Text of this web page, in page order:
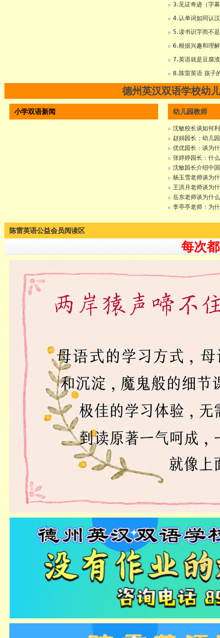
3.见证奇迹（字
4.认单词如同认
5.读书识字而不
6.根据兴趣和理
7.英语就是豆腐
8.陈雷英语 孩子
德州英汉双语学校幼
小学双语新闻 幼儿园教师
沈敏校长谈如何
赵娟园长：幼儿
优优园长：谈为
张婷婷园长：什
沈敏园长介绍中
杨玉雪老师谈为
王洪月老师谈为
岳东老师谈为什
李亭亭老师：为
陈雷英语公益会员阅读区
每次